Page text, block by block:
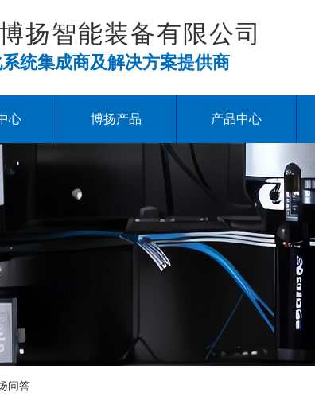
扬智能装备有限公司
统集成商及解决方案提供商
心 博扬产品 产品中心
问答